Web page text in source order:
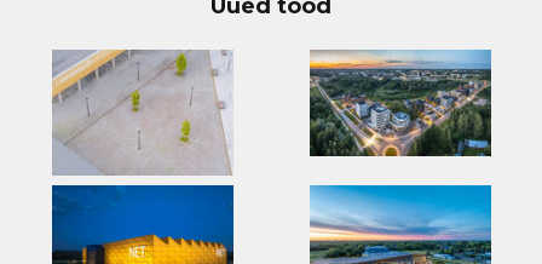
Uued tööd